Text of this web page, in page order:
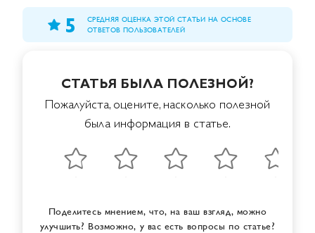
5
СРЕДНЯЯ ОЦЕНКА ЭТОЙ СТАТЬИ НА ОСНОВЕ
ОТВЕТОВ ПОЛЬЗОВАТЕЛЕЙ
СТАТЬЯ БЫЛА ПОЛЕЗНОЙ?
Пожалуйста, оцените, насколько полезной
была информация в статье.
Поделитесь мнением, что, на ваш взгляд, можно
улучшить? Возможно, у вас есть вопросы по статье?